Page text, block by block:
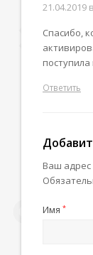
21.04.2019
Спасибо,
Ответить
Ваш адрес
Имя *